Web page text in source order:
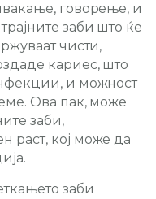
говорење, и
заби што ќе
чисти,
кариес, што
и можност
Ова пак, може
заби,
раст, кој може да
заби